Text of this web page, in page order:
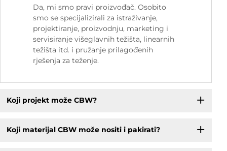
Da, mi smo pravi proizvođač. Osobito
smo se specijalizirali za istraživanje,
projektiranje, proizvodnju, marketing i
servisiranje višeglavnih težišta, linearnih
težišta itd. i pružanje prilagođenih
rješenja za teženje.
Koji projekt može CBW?
Koji materijal CBW može nositi i pakirati?